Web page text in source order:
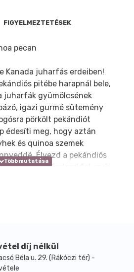
FIGYELMEZTETÉSEK
pecan
Kanada juharfás erdeiben!
pitébe harapnál bele,
juharfák gyümölcsének
igazi gurmé sütemény
pörkölt pekándiót
édesíti meg, hogy aztán
és quinoa szemek
Élvezd a pekándiós
és fedezd fel az új
díj nélkül
Béla u. 29. (Rákóczi tér) -